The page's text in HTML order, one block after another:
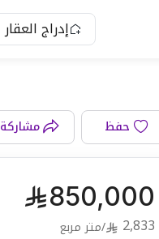
إدراج العقار
حفظ مشاركة
850,000
2,833
/متر مربع